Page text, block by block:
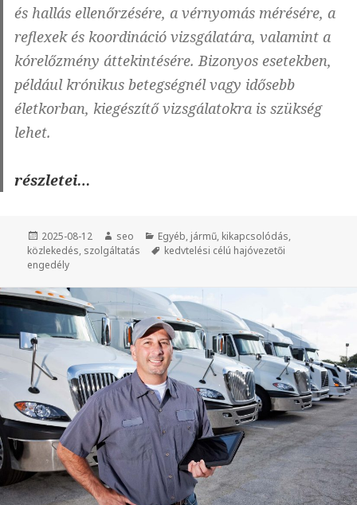
és hallás ellenőrzésére, a vérnyomás mérésére, a
reflexek és koordináció vizsgálatára, valamint a
kórelőzmény áttekintésére. Bizonyos esetekben,
például krónikus betegségnél vagy idősebb
életkorban, kiegészítő vizsgálatokra is szükség
lehet.
Kedvtelési
hajóvezetői
engedély
orvosi
2025-
részletei…
Közzétéve
2025-08-12 Szerző
seo Kategória
Egyéb, jármű, kikapcsolódás,
közlekedés, szolgáltatás Címke
kedvtelési célú hajóvezetői
engedély